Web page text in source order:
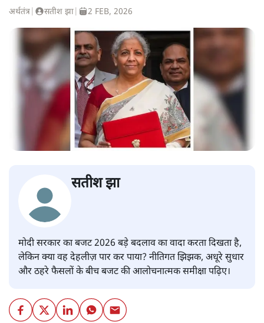
अर्थतंत्र सतीश झा 2 FEB, 2026
सतीश झा
मोदी सरकार का बजट 2026 बड़े बदलाव का वादा करता दिखता है,
लेकिन क्या वह देहलीज़ पार कर पाया? नीतिगत झिझक, अधूरे सुधार
और ठहरे फैसलों के बीच बजट की आलोचनात्मक समीक्षा पढ़िए।